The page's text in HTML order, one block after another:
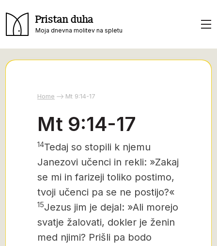
Pristan duha
Moja dnevna molitev na spletu
Home Mt 9:14-17
Mt 9:14-17
14Tedaj so stopili k njemu
Janezovi učenci in rekli: »Zakaj
se mi in farizeji toliko postimo,
tvoji učenci pa se ne postijo?«
15Jezus jim je dejal: »Ali morejo
svatje žalovati, dokler je ženin
med njimi? Prišli pa bodo